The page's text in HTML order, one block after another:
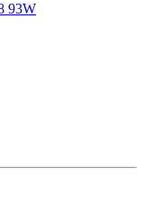
93W